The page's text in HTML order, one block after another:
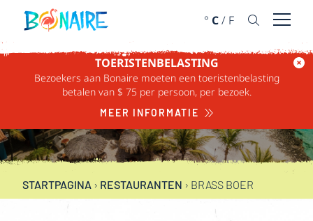
DOORGAAN NAAR ARTIKEL
° C/ F Menu
TOERISTENBELASTING
Bezoekers aan Bonaire moeten een toeristenbelasting
betalen van $ 75 per persoon, per bezoek.
MEER INFORMATIE
BRASS BOER
STARTPAGINA › RESTAURANTEN › BRASS BOER